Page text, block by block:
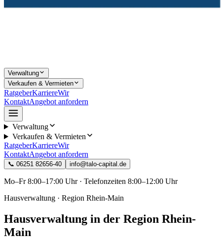
Verwaltung
Verkaufen & Vermieten
RatgeberKarriereWir
KontaktAngebot anfordern
Verwaltung
Verkaufen & Vermieten
RatgeberKarriereWir
KontaktAngebot anfordern
📞 06251 82656-40 info@talo-capital.de
Mo–Fr 8:00–17:00 Uhr · Telefonzeiten 8:00–12:00 Uhr
Hausverwaltung · Region Rhein-Main
Hausverwaltung in der Region Rhein-
Main